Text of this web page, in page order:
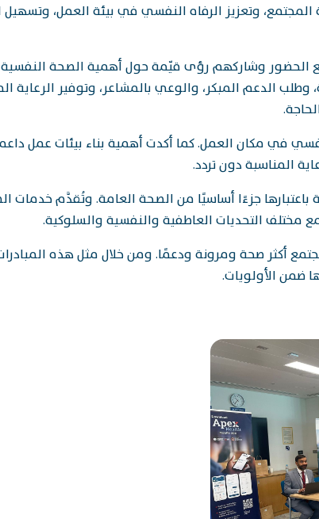
وتعزيز الرفاه النفسي في بيئة العمل،
الحضور وشاركهم رؤى قيّمة حول أهمية الصحة
الدعم المبكر، والوعي بالمشاعر، وتوفير الرعاية
في مكان العمل. كما أكدت أهمية بناء بيئات عمل
المناسبة دون تردد.
جزءًا أساسيًا من الصحة العامة. وتُقدَّم خدمات
التحديات العاطفية والنفسية والسلوكية.
أكثر صحة ومرونة ودعمًا. ومن خلال مثل هذه
ضمن الأولويات.